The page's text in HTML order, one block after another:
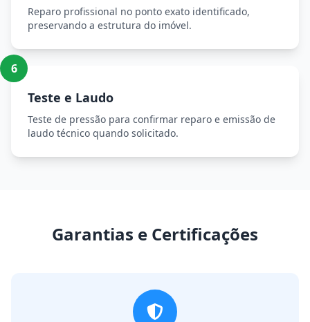
Reparo profissional no ponto exato identificado,
preservando a estrutura do imóvel.
6
Teste e Laudo
Teste de pressão para confirmar reparo e emissão de
laudo técnico quando solicitado.
Garantias e Certificações